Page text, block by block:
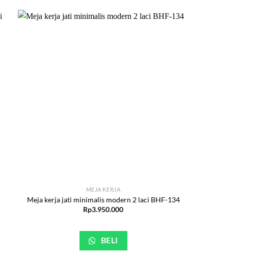
MEJA KERJA
Meja kerja jati minimalis modern 2 laci BHF-134
Rp3.950.000
BELI